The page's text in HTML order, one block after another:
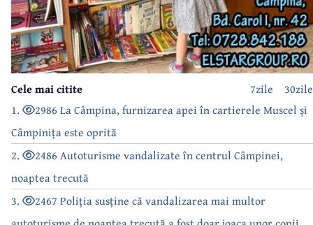
30zile
7zile
Cele mai citite
1.
2986 La Câmpina, furnizarea apei în cartierele Muscel și
Câmpinița este oprită
2.
2486 Autoturisme vandalizate în centrul Câmpinei,
noaptea trecută
3.
2467 Poliția susține că vandalizarea mai multor